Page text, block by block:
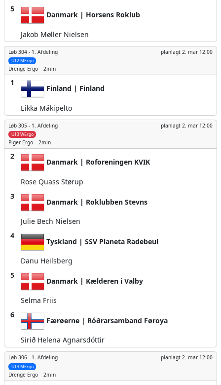
5
Danmark | Horsens Roklub
Jakob Møller Nielsen
Løb 304 - 1. Afdeling planlagt 2. mar 12:00
U12 MErgo
Drenge Ergo 2min
1
Finland | Finland
Eikka Mäkipelto
Løb 305 - 1. Afdeling planlagt 2. mar 12:00
U13 WErgo
Piger Ergo 2min
2
Danmark | Roforeningen KVIK
Rose Quass Størup
3
Danmark | Roklubben Stevns
Julie Bech Nielsen
4
Tyskland | SSV Planeta Radebeul
Danu Heilsberg
5
Danmark | Kælderen i Valby
Selma Friis
6
Færøerne | Róðrarsamband Føroya
Sirið Helena Agnarsdóttir
Løb 306 - 1. Afdeling planlagt 2. mar 12:00
U13 MErgo
Drenge Ergo 2min